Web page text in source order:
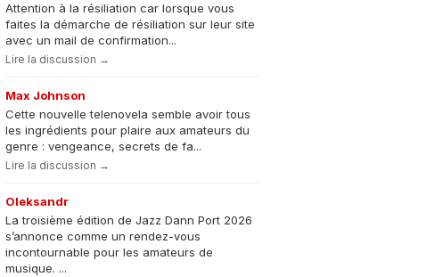
Attention à la résiliation car lorsque vous
faites la démarche de résiliation sur leur site
avec un mail de confirmation...
Lire la discussion →
Max Johnson
Cette nouvelle telenovela semble avoir tous
les ingrédients pour plaire aux amateurs du
genre : vengeance, secrets de fa...
Lire la discussion →
Oleksandr
La troisième édition de Jazz Dann Port 2026
s’annonce comme un rendez-vous
incontournable pour les amateurs de
musique. ...